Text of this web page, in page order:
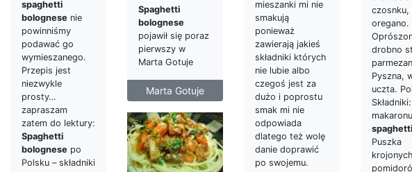
spaghetti
bolognese nie
powinniśmy
podawać go
wymieszanego.
Przepis jest
niezwykle
prosty…
zapraszam
zatem do lektury:
Spaghetti
bolognese po
Polsku – składniki
Spaghetti
bolognese
pojawił się poraz
pierwszy w
Marta Gotuje
Marta Gotuje
mieszanki mi nie
smakują
ponieważ
zawierają jakieś
składniki których
nie lubie albo
czegoś jest za
dużo i poprostu
smak mi nie
odpowiada
dlatego też wolę
danie doprawić
po swojemu.
czosnku,
oregano.
drobno
Pyszna,
uczta.
makaronu
spaghetti
Puszka
krojonych